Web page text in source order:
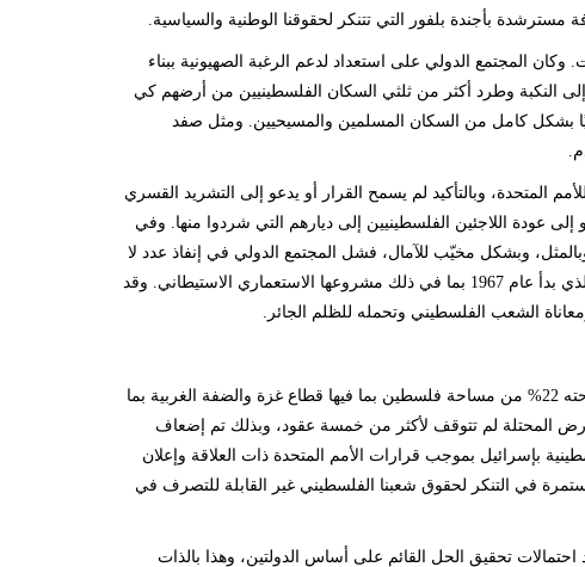
بأجندة بلفور التي تتنكر لحقوقنا الوطنية والسياسية.
المجتمع الدولي على استعداد لدعم الرغبة الصهيونية ببناء
النكبة وطرد أكثر من ثلثي السكان الفلسطينيين من أرضهم كي
بشكل كامل من السكان المسلمين والمسيحيين. ومثل صفد
رقم 191 الصادر عن الجمعية العامة للأمم المتحدة، وبالتأكيد لم يسمح القرار أو يدعو إلى التشريد القسري
كما فشل المجتمع الدولي في تنفيذ القرار 194 (3) الذي يدعو إلى عودة اللاجئين الفلسطينيين إلى ديارهم التي شردوا منها. وفي
وبشكل مخيّب للآمال، فشل المجتمع الدولي في إنفاذ عدد لا
يُحصى من قرارات الأمم المتحدة التي تدعو إسرائيل إلى إنهاء احتلالها العسكري الذي بدأ عام 1967 بما في ذلك مشروعها الاستعماري الاستيطاني. وقد
الشعب الفلسطيني وتحمله للظلم الجائر.
أدى الاحتلال الإسرائيلي الذي بدأ عام 1967 – والتي احتلت خلاله إسرائيل ما مساحته 22% من مساحة فلسطين بما فيها قطاع غزة والضفة الغربية بما
المحتلة لم تتوقف لأكثر من خمسة عقود، وبذلك تم إضعاف
بإسرائيل بموجب قرارات الأمم المتحدة ذات العلاقة وإعلان
مستمرة في التنكر لحقوق شعبنا الفلسطيني غير القابلة للتصرف في
احتمالات تحقيق الحل القائم على أساس الدولتين، وهذا بالذات